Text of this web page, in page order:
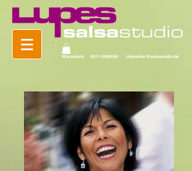
Warenkorb 0911-5988590 infocenter@salsastudio.de